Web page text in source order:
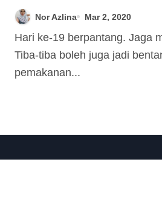
Nor Azlina Mar 2, 2020
Hari ke-19 berpantang. Jaga macam mana pun.
Tiba-tiba boleh juga jadi
pemakanan...